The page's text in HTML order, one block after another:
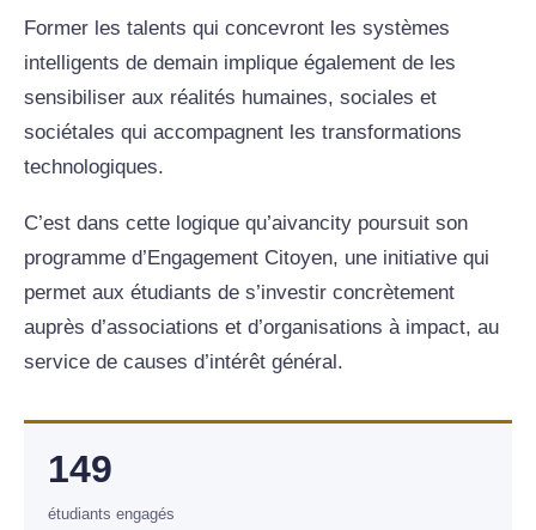
Former les talents qui concevront les systèmes
intelligents de demain implique également de les
sensibiliser aux réalités humaines, sociales et
sociétales qui accompagnent les transformations
technologiques.
C’est dans cette logique qu’aivancity poursuit son
programme d’Engagement Citoyen, une initiative qui
permet aux étudiants de s’investir concrètement
auprès d’associations et d’organisations à impact, au
service de causes d’intérêt général.
149
étudiants engagés